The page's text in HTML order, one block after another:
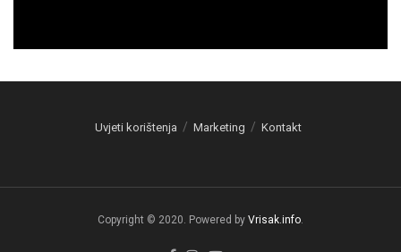
Uvjeti korištenja Marketing Kontakt
Copyright © 2020. Powered by Vrisak.info.